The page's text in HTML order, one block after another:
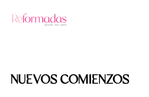
NUEVOS COMIENZOS